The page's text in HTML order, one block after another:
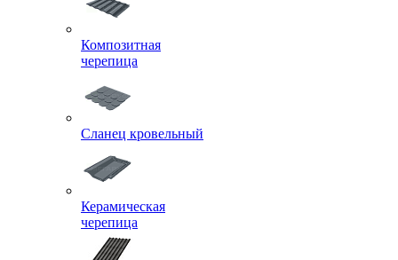
Композитная
черепица
Сланец кровельный
Керамическая
черепица